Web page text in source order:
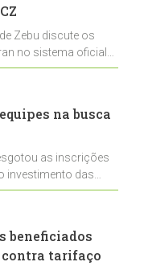
Zebu discute os
no sistema oficial
expansão na
na busca
as inscrições
investimento das
Crioulos voltados
beneficiados
contra tarifaço